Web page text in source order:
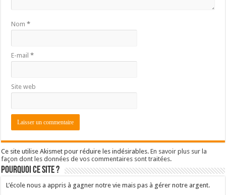
Nom*
E-mail*
Site web
Ce site utilise Akismet pour réduire les indésirables.En savoir plus sur la
façon dont les données de vos commentaires sont traitées.
Pourquoi ce site ?
L’école nous a appris à gagner notre vie mais pas à gérer notre argent.